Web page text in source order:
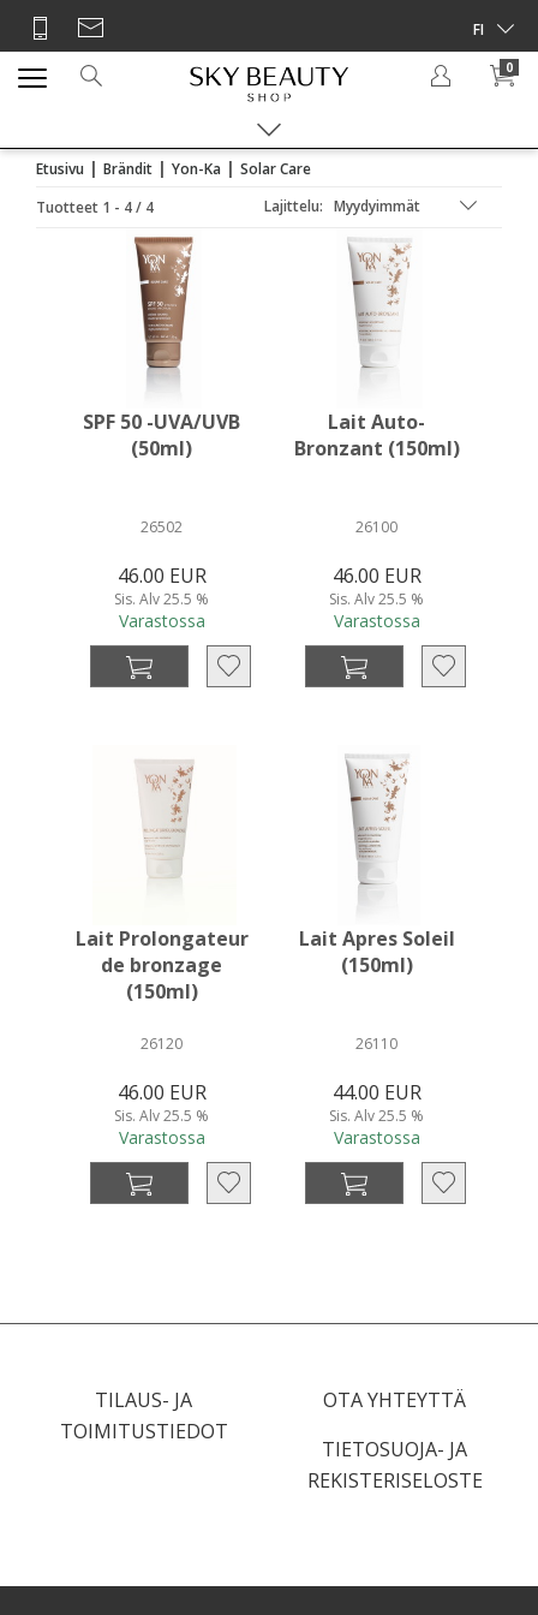
0
Etusivu | Brändit | Yon-Ka | Solar Care
Tuotteet 1 - 4 / 4
Lajittelu:
SPF 50 -UVA/UVB
(50ml)
26502
46.00 EUR
Sis. Alv 25.5 %
Varastossa
Lait Auto-
Bronzant (150ml)
26100
46.00 EUR
Sis. Alv 25.5 %
Varastossa
Lait Prolongateur
de bronzage
(150ml)
26120
46.00 EUR
Sis. Alv 25.5 %
Varastossa
Lait Apres Soleil
(150ml)
26110
44.00 EUR
Sis. Alv 25.5 %
Varastossa
TILAUS- JA
TOIMITUSTIEDOT
OTA YHTEYTTÄ
TIETOSUOJA- JA
REKISTERISELOSTE